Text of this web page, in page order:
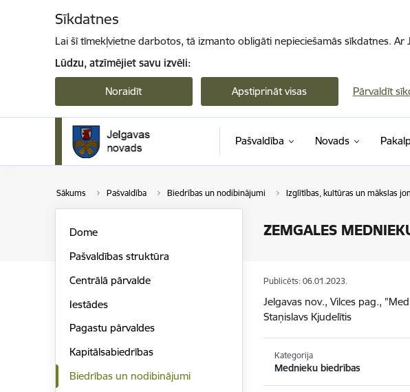
Sīkdatnes
Lai šī tīmekļvietne darbotos, tā izmanto obligāti nepieciešamās sīkdatnes.
Lūdzu, atzīmējiet savu izvēli:
Noraidīt Apstiprināt visas Pārvaldīt
Pašvaldība Novads
Sākums Pašvaldība Biedrības un nodibinājumi Izglītības, kultūras un mākslas
ZEMGALES
Dome
Pašvaldības struktūra
Centrālā pārvalde
Iestādes
Pagastu pārvaldes
Kapitālsabiedrības
Biedrības un nodibinājumi
Publicēts: 06.01.2023.
Jelgavas nov., Vilces pag.,
Staņislavs Kjudelītis
Kategorija
Mednieku biedrības